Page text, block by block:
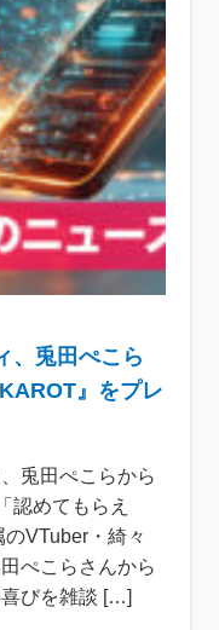
、兎田ぺこら
』をプレ
兎田ぺこらから
認めてもらえ
VTuber・綺々
ぺこらさんから
びを雑談 […]